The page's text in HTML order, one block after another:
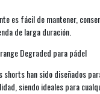
es fácil de mantener,
de larga duración.
Degraded para pádel
shorts han sido diseñados
siendo ideales para